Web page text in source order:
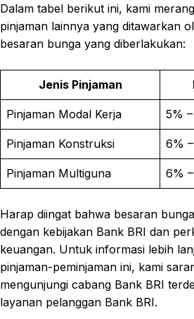
Dalam tabel berikut ini, kami
pinjaman lainnya yang ditawarkan
besaran bunga yang diberlakukan:
Jenis Pinjaman
Pinjaman Modal Kerja 5%
Pinjaman Konstruksi 6%
Pinjaman Multiguna 6%
Harap diingat bahwa besaran
dengan kebijakan Bank BRI dan
keuangan. Untuk informasi lebih
pinjaman-peminjaman ini, kami
mengunjungi cabang Bank BRI
layanan pelanggan Bank BRI.